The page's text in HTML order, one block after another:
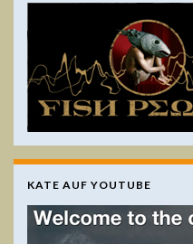
KATE AUF YOUTUBE